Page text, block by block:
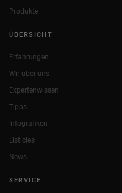
Produkte
ÜBERSICHT
Erfahrungen
Wir über uns
Expertenwissen
Tipps
Infografiken
Listicles
News
SERVICE